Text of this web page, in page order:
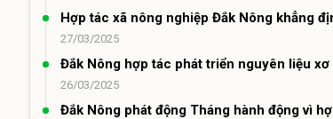
Hợp tác xã nông nghiệp Đắk Nông khẳng
27/03/2025
Đắk Nông hợp tác phát triển nguyên liệu xơ
26/03/2025
Đắk Nông phát động Tháng hành động vì